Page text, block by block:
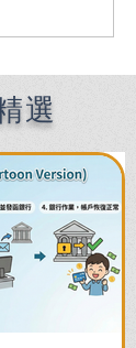
Firm
選